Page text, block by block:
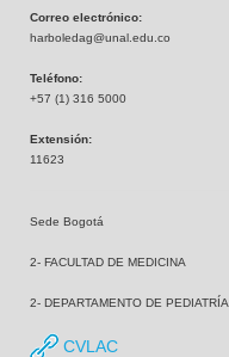
Correo electrónico:
harboledag@unal.edu.co
Teléfono:
+57 (1) 316 5000
Extensión:
11623
Sede Bogotá
2- FACULTAD DE MEDICINA
2- DEPARTAMENTO DE PEDIATRÍA
CVLAC